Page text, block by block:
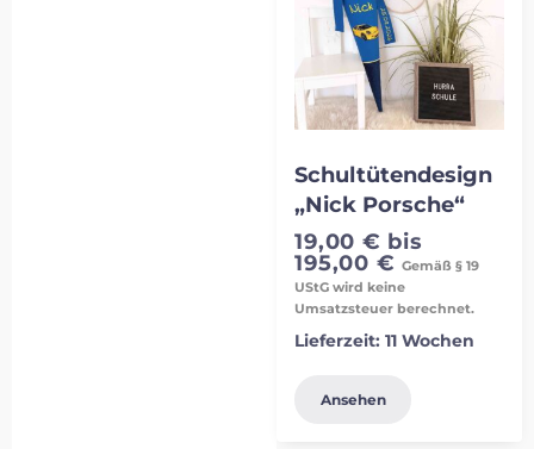
Schultütendesign
„Nick Porsche“
19,00 € bis
195,00 € Gemäß § 19
UStG wird keine
Umsatzsteuer berechnet.
Lieferzeit:11 Wochen
Ansehen